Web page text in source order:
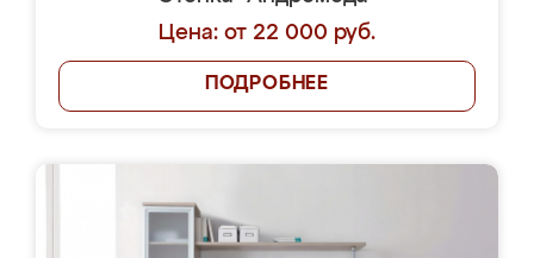
Цена: от 22 000 руб.
ПОДРОБНЕЕ